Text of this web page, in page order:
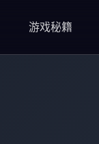
游戏秘籍